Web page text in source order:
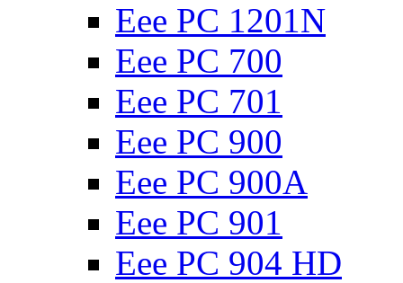
Eee PC 1201N
Eee PC 700
Eee PC 701
Eee PC 900
Eee PC 900A
Eee PC 901
Eee PC 904 HD